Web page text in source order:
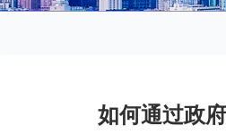
如何通过政